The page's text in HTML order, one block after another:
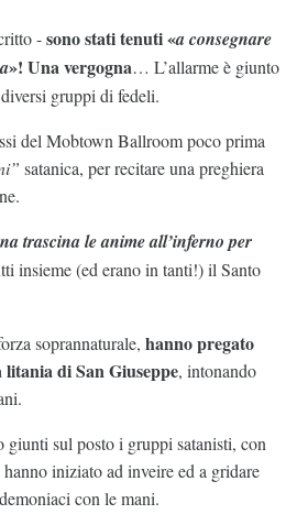
-sono stati tenuti «a consegnare
»! Una vergogna… L’allarme è giunto
gruppi di fedeli.
del Mobtown Ballroom poco prima
satanica, per recitare una preghiera
trascina le anime all’inferno per
insieme (ed erano in tanti!) il Santo
soprannaturale, hanno pregato
di San Giuseppe, intonando
sul posto i gruppi satanisti, con
iniziato ad inveire ed a gridare
con le mani.